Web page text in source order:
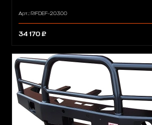
Арт.: RIFDEF-20300
34 170 ₽